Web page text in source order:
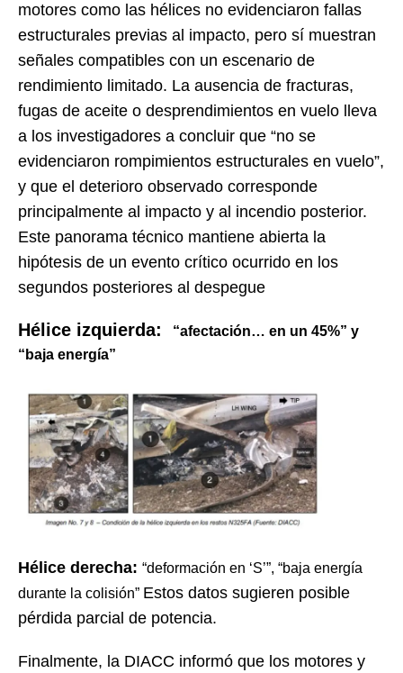
motores como las hélices no evidenciaron fallas
estructurales previas al impacto, pero sí muestran
señales compatibles con un escenario de
rendimiento limitado. La ausencia de fracturas,
fugas de aceite o desprendimientos en vuelo lleva
a los investigadores a concluir que “no se
evidenciaron rompimientos estructurales en vuelo”,
y que el deterioro observado corresponde
principalmente al impacto y al incendio posterior.
Este panorama técnico mantiene abierta la
hipótesis de un evento crítico ocurrido en los
segundos posteriores al despegue
Hélice izquierda:
“afectación… en un 45%” y
“baja energía”
Hélice derecha: “deformación en ‘S’”, “baja energía
durante la colisión” Estos datos sugieren posible
pérdida parcial de potencia.
Finalmente, la DIACC informó que los motores y